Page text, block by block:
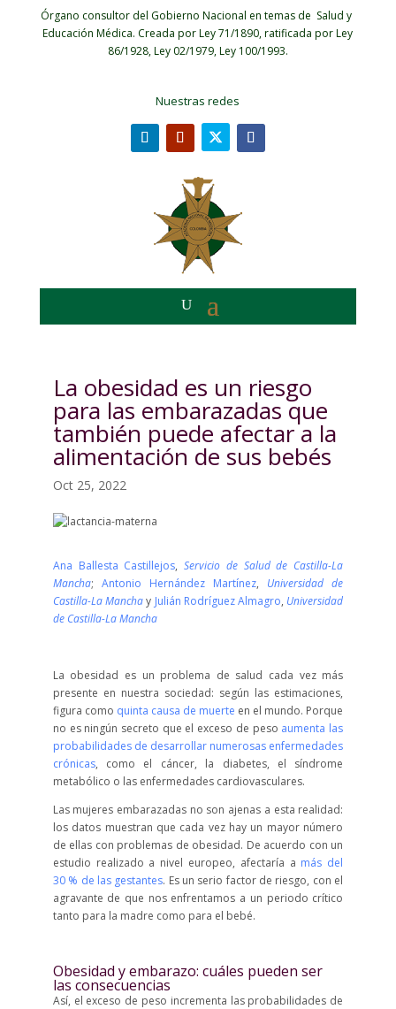
Órgano consultor del Gobierno Nacional en temas de Salud y
Educación Médica. Creada por Ley 71/1890, ratificada por Ley
86/1928, Ley 02/1979, Ley 100/1993.
Nuestras redes
La obesidad es un riesgo
para las embarazadas que
también puede afectar a la
alimentación de sus bebés
Oct 25, 2022
Ana Ballesta Castillejos,Servicio de Salud de Castilla-La
Mancha; Antonio Hernández Martínez, Universidad de
Castilla-La Manchay Julián Rodríguez Almagro, Universidad
de Castilla-La Mancha
La obesidad es un problema de salud cada vez más
presente en nuestra sociedad: según las estimaciones,
figura como quinta causa de muerte en el mundo. Porque
no es ningún secreto que el exceso de peso aumenta las
probabilidades de desarrollar numerosas enfermedades
crónicas, como el cáncer, la diabetes, el síndrome
metabólico o las enfermedades cardiovasculares.
Las mujeres embarazadas no son ajenas a esta realidad:
los datos muestran que cada vez hay un mayor número
de ellas con problemas de obesidad. De acuerdo con un
estudio realizado a nivel europeo, afectaría a más del
30 % de las gestantes. Es un serio factor de riesgo, con el
agravante de que nos enfrentamos a un periodo crítico
tanto para la madre como para el bebé.
Obesidad y embarazo: cuáles pueden ser
las consecuencias
Así, el exceso de peso incrementa las probabilidades de